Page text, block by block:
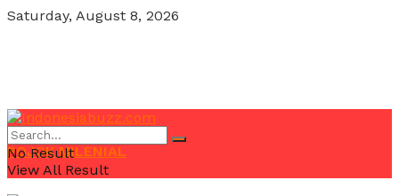
Saturday, August 8, 2026
POJOK MILENIAL
No Result
View All Result